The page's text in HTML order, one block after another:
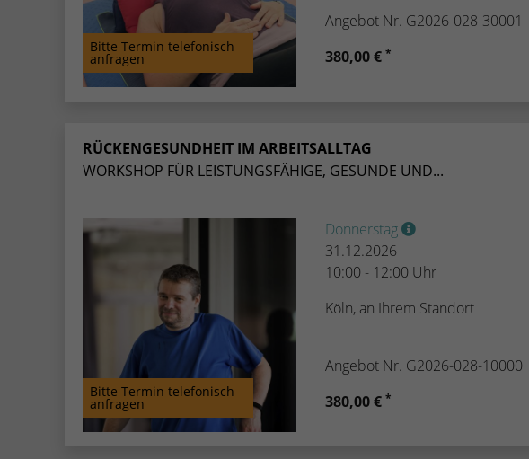
Bitte Termin telefonisch
anfragen
Angebot Nr. G2026-028-30001
380,00 € *
RÜCKENGESUNDHEIT IM ARBEITSALLTAG
WORKSHOP FÜR LEISTUNGSFÄHIGE, GESUNDE UND...
Bitte Termin telefonisch
anfragen
Donnerstag
31.12.2026
10:00 - 12:00 Uhr
Köln, an Ihrem Standort
Angebot Nr. G2026-028-10000
380,00 € *
Laufzeit